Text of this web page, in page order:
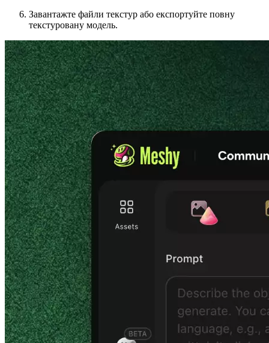
Завантажте файли текстур або експортуйте повну
текстуровану модель.